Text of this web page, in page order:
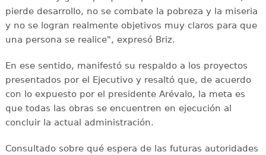
pierde desarrollo, no se combate la pobreza y la miseria
y no se logran realmente objetivos muy claros para que
una persona se realice", expresó Briz.
En ese sentido, manifestó su respaldo a los proyectos
presentados por el Ejecutivo y resaltó que, de acuerdo
con lo expuesto por el presidente Arévalo, la meta es
que todas las obras se encuentren en ejecución al
concluir la actual administración.
Consultado sobre qué espera de las futuras autoridades